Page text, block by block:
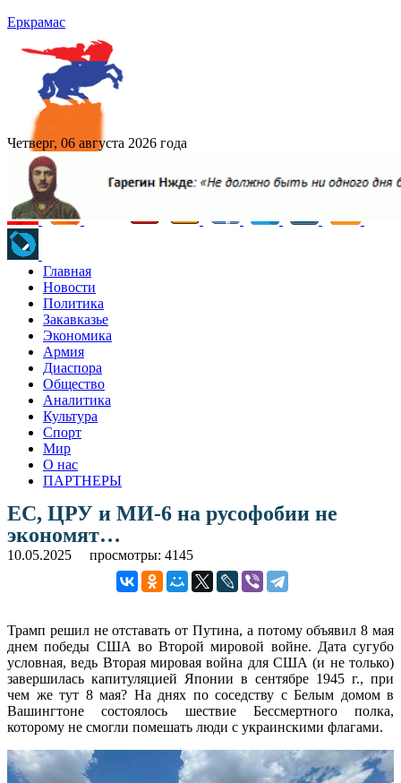
Еркрамас
Четверг, 06 августа 2026 года
Главная
Новости
Политика
Закавказье
Экономика
Армия
Диаспора
Общество
Аналитика
Культура
Спорт
Мир
О нас
ПАРТНЕРЫ
ЕС, ЦРУ и МИ-6 на русофобии не
экономят…
10.05.2025 просмотры: 4145
Трамп решил не отставать от Путина, а потому объявил 8 мая
днем победы США во Второй мировой войне. Дата сугубо
условная, ведь Вторая мировая война для США (и не только)
завершилась капитуляцией Японии в сентябре 1945 г., при
чем же тут 8 мая? На днях по соседству с Белым домом в
Вашингтоне состоялось шествие Бессмертного полка,
которому не смогли помешать люди с украинскими флагами.